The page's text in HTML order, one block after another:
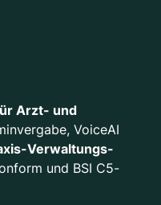
Arzt- und
VoiceAI
Verwaltungs-
und BSI C5-